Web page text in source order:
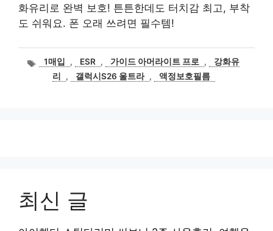
화유리로 완벽 보호! 튼튼한데도 터치감 최고, 부착
도 쉬워요. 폰 오래 쓰려면 필수템!
태1매입 , ESR , 가이드 아머라이트 프로 ,
강화유
리
, 갤럭시S26 울트라 , 액정보호필름
최신 글